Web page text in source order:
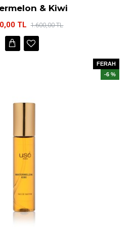
& Kiwi
TL 1.600,00 TL
FERAH
-6 %